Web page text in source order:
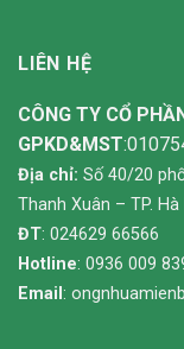
LIÊN HỆ
CÔNG TY CỔ
GPKD&MST
Địa chỉ: Số 40/20
Thanh Xuân – TP. Hà
ĐT: 024629 66566
Hotline: 0936 009
Email :